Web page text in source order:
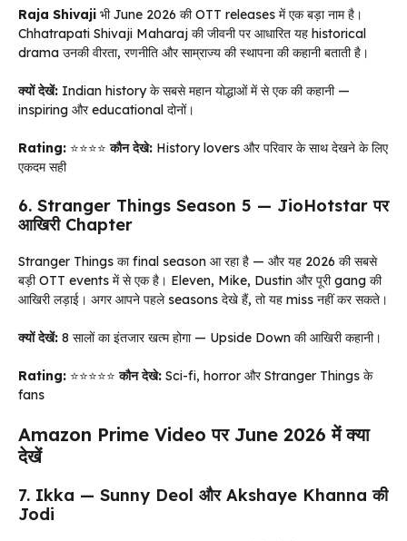
Raja Shivaji भी June 2026 की OTT releases में एक बड़ा नाम है।
Chhatrapati Shivaji Maharaj की जीवनी पर आधारित यह historical
drama उनकी वीरता, रणनीति और साम्राज्य की स्थापना की कहानी बताती है।
क्यों देखें: Indian history के सबसे महान योद्धाओं में से एक की कहानी —
inspiring और educational दोनों।
Rating: ⭐⭐⭐⭐कौन देखे: History lovers और परिवार के साथ देखने के लिए
एकदम सही
6. Stranger Things Season 5 — JioHotstar पर
आखिरी Chapter
Stranger Things का final season आ रहा है — और यह 2026 की सबसे
बड़ी OTT events में से एक है। Eleven, Mike, Dustin और पूरी gang की
आखिरी लड़ाई। अगर आपने पहले seasons देखे हैं, तो यह miss नहीं कर सकते।
क्यों देखें: 8 सालों का इंतजार खत्म होगा — Upside Down की आखिरी कहानी।
Rating: ⭐⭐⭐⭐⭐कौन देखे: Sci-fi, horror और Stranger Things के
fans
Amazon Prime Video पर June 2026 में क्या
देखें
7. Ikka — Sunny Deol और Akshaye Khanna की
Jodi